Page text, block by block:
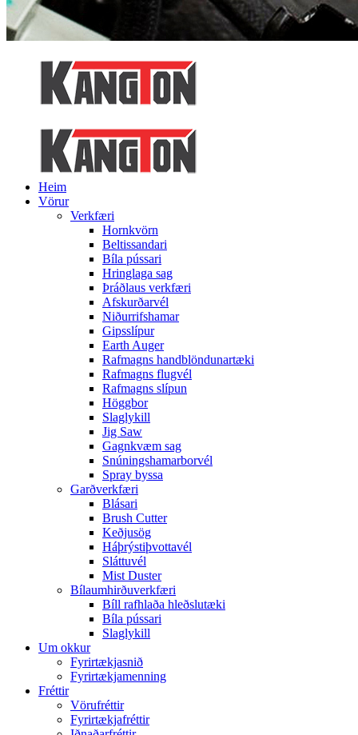
Heim
Vörur
Verkfæri
Hornkvörn
Beltissandari
Bíla pússari
Hringlaga sag
Þráðlaus verkfæri
Afskurðarvél
Niðurrifshamar
Gipsslípur
Earth Auger
Rafmagns handblöndunartæki
Rafmagns flugvél
Rafmagns slípun
Höggbor
Slaglykill
Jig Saw
Gagnkvæm sag
Snúningshamarborvél
Spray byssa
Garðverkfæri
Blásari
Brush Cutter
Keðjusög
Háþrýstiþvottavél
Sláttuvél
Mist Duster
Bílaumhirðuverkfæri
Bíll rafhlaða hleðslutæki
Bíla pússari
Slaglykill
Um okkur
Fyrirtækjasnið
Fyrirtækjamenning
Fréttir
Vörufréttir
Fyrirtækjafréttir